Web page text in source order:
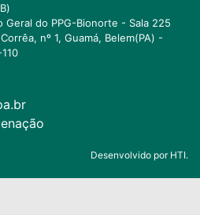
Geral do PPG-Bionorte - Sala 225
nº 1, Guamá, Belem(PA) -
Desenvolvido por HTI.